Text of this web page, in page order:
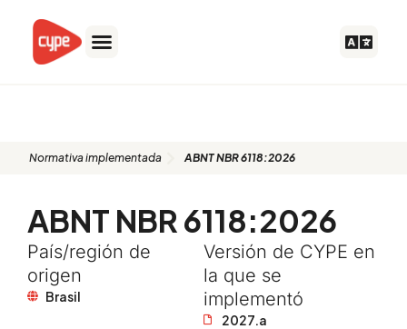
contenido
Normativa implementada ABNT NBR 6118:2026
ABNT NBR 6118:2026
País/región de
origen
Brasil
Versión de CYPE en
la que se
implementó
2027.a